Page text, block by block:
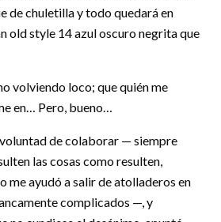
de chuletilla y todo quedará en
old style 14 azul oscuro negrita que
volviendo loco; que quién me
en… Pero, bueno…
voluntad de colaborar — siempre
las cosas como resulten,
me ayudó a salir de atolladeros en
complicados —, y